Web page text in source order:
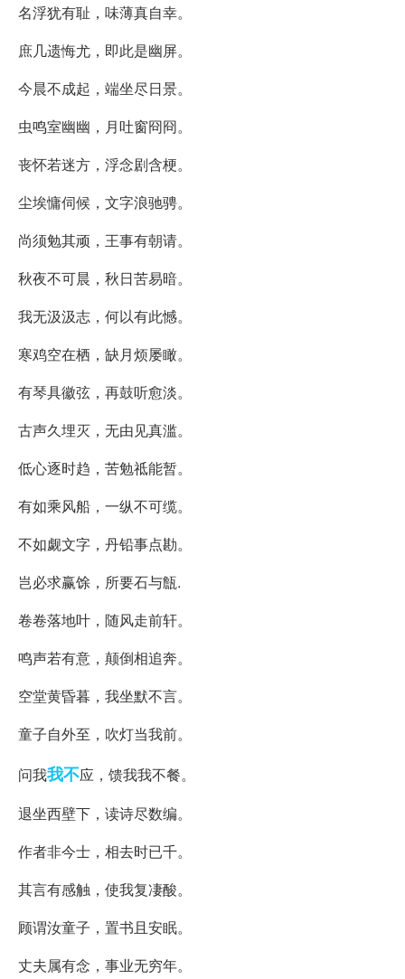
名浮犹有耻，味薄真自幸。
庶几遗悔尤，即此是幽屏。
今晨不成起，端坐尽日景。
虫鸣室幽幽，月吐窗冏冏。
丧怀若迷方，浮念剧含梗。
尘埃慵伺候，文字浪驰骋。
尚须勉其顽，王事有朝请。
秋夜不可晨，秋日苦易暗。
我无汲汲志，何以有此憾。
寒鸡空在栖，缺月烦屡瞰。
有琴具徽弦，再鼓听愈淡。
古声久埋灭，无由见真滥。
低心逐时趋，苦勉祗能暂。
有如乘风船，一纵不可缆。
不如觑文字，丹铅事点勘。
岂必求赢馀，所要石与甔.
卷卷落地叶，随风走前轩。
鸣声若有意，颠倒相追奔。
空堂黄昏暮，我坐默不言。
童子自外至，吹灯当我前。
问我我不应，馈我我不餐。
退坐西壁下，读诗尽数编。
作者非今士，相去时已千。
其言有感触，使我复凄酸。
顾谓汝童子，置书且安眠。
丈夫属有念，事业无穷年。